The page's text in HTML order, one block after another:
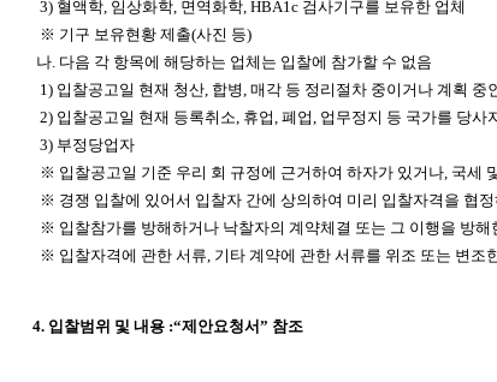
3) 혈액학, 임상화학, 면역화학, HBA1c 검사기구를 보유한 업체
※ 기구 보유현황 제출(사진 등)
나. 다음 각 항목에 해당하는 업체는 입찰에 참가할 수 없음
1) 입찰공고일 현재 청산, 합병, 매각 등 정리절차 중이거나 계획
2) 입찰공고일 현재 등록취소, 휴업, 폐업, 업무정지 등 국가를 당
3) 부정당업자
※ 입찰공고일 기준 우리 회 규정에 근거하여 하자가 있거나, 국세
※ 경쟁 입찰에 있어서 입찰자 간에 상의하여 미리 입찰자격을 협
※ 입찰참가를 방해하거나 낙찰자의 계약체결 또는 그 이행을 방해
※ 입찰자격에 관한 서류, 기타 계약에 관한 서류를 위조 또는 변조
4. 입찰범위 및 내용 :“제안요청서” 참조